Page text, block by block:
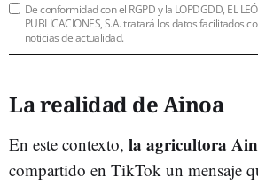
De conformidad con el RGPD y la LOPDGDD, EL
PUBLICACIONES, S.A. tratará los datos facilitados
noticias de actualidad.
La realidad de Ainoa
En este contexto, la agricultora
compartido en TikTok un mensaje